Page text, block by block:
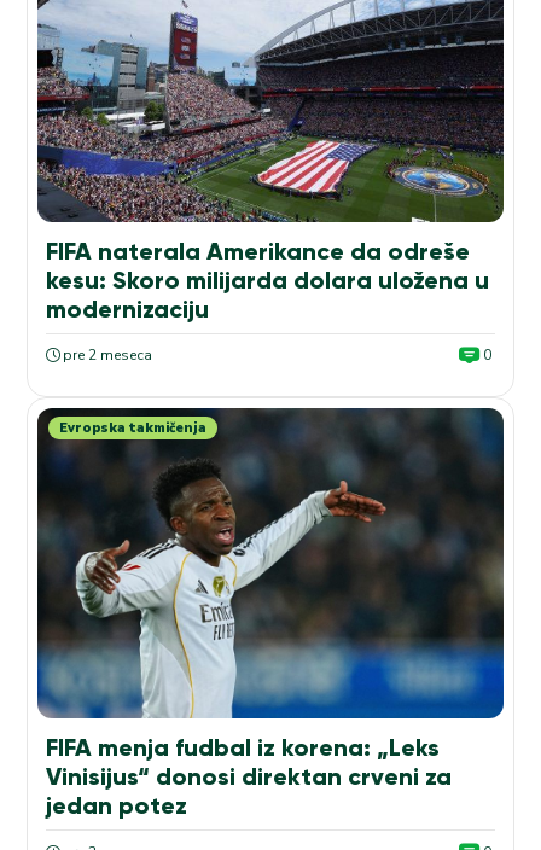
FIFA naterala Amerikance da odreše
kesu: Skoro milijarda dolara uložena u
modernizaciju
pre 2 meseca 0
Evropska takmičenja
FIFA menja fudbal iz korena: „Leks
Vinisijus“ donosi direktan crveni za
jedan potez